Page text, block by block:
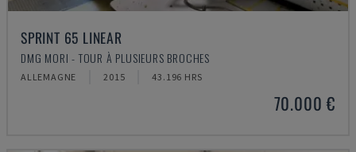
SPRINT 65 LINEAR
DMG MORI - TOUR À PLUSIEURS BROCHES
ALLEMAGNE 2015 43.196 HRS
70.000 €